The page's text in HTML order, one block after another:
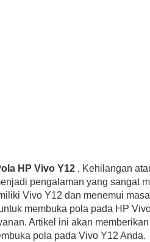
HP Vivo Y12 , Kehilangan
pengalaman yang sangat
Vivo Y12 dan menemui
membuka pola pada HP
Artikel ini akan
pola pada Vivo Y12 Anda.